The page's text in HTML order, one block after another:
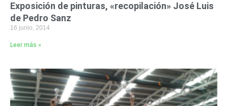
Exposición de pinturas, «recopilación» José Luis
de Pedro Sanz
16 junio, 2014
Leer más »